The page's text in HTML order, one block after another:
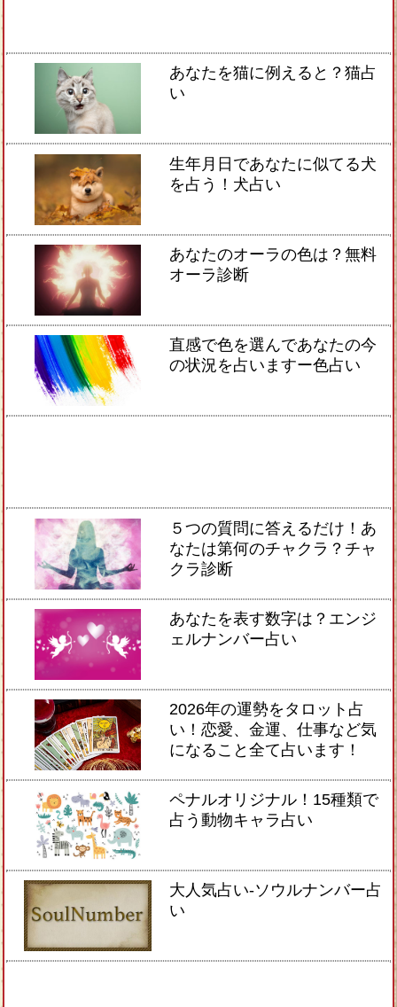
あなたを猫に例えると？猫占
い
生年月日であなたに似てる犬
を占う！犬占い
あなたのオーラの色は？無料
オーラ診断
直感で色を選んであなたの今
の状況を占いますー色占い
５つの質問に答えるだけ！あ
なたは第何のチャクラ？チャ
クラ診断
あなたを表す数字は？エンジ
ェルナンバー占い
2026年の運勢をタロット占
い！恋愛、金運、仕事など気
になること全て占います！
ペナルオリジナル！15種類で
占う動物キャラ占い
大人気占い-ソウルナンバー占
い